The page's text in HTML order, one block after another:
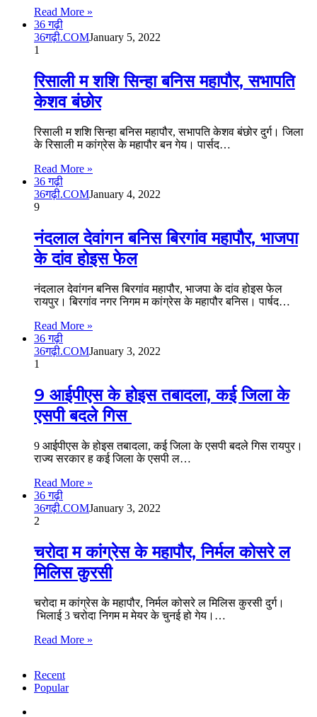
Read More »
36 गढ़ी
36गढ़ी.COMJanuary 5, 2022
1
रिसाली म शशि सिन्हा बनिस महापौर, सभापति
केशव बंछोर
रिसाली म शशि सिन्हा बनिस महापौर, सभापति केशव बंछोर दुर्ग। जिला
के रिसाली म कांग्रेस के महापौर बन गेय। पार्सद…
Read More »
36 गढ़ी
36गढ़ी.COMJanuary 4, 2022
9
नंदलाल देवांगन बनिस बिरगांव महापौर, भाजपा
के दांव होइस फेल
नंदलाल देवांगन बनिस बिरगांव महापौर, भाजपा के दांव होइस फेल
रायपुर। बिरगांव नगर निगम म कांग्रेस के महापौर बनिस। पार्षद…
Read More »
36 गढ़ी
36गढ़ी.COMJanuary 3, 2022
1
9 आईपीएस के होइस तबादला, कई जिला के
एसपी बदले गिस
9 आईपीएस के होइस तबादला, कई जिला के एसपी बदले गिस रायपुर।
राज्य सरकार ह कई जिला के एसपी ल…
Read More »
36 गढ़ी
36गढ़ी.COMJanuary 3, 2022
2
चरोदा म कांग्रेस के महापौर, निर्मल कोसरे ल
मिलिस कुरसी
चरोदा म कांग्रेस के महापौर, निर्मल कोसरे ल मिलिस कुरसी दुर्ग।
भिलाई 3 चरोदा निगम म मेयर के चुनई हो गेय।…
Read More »
Recent
Popular